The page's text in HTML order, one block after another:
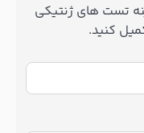
تست های ژنتیکی
کنید.